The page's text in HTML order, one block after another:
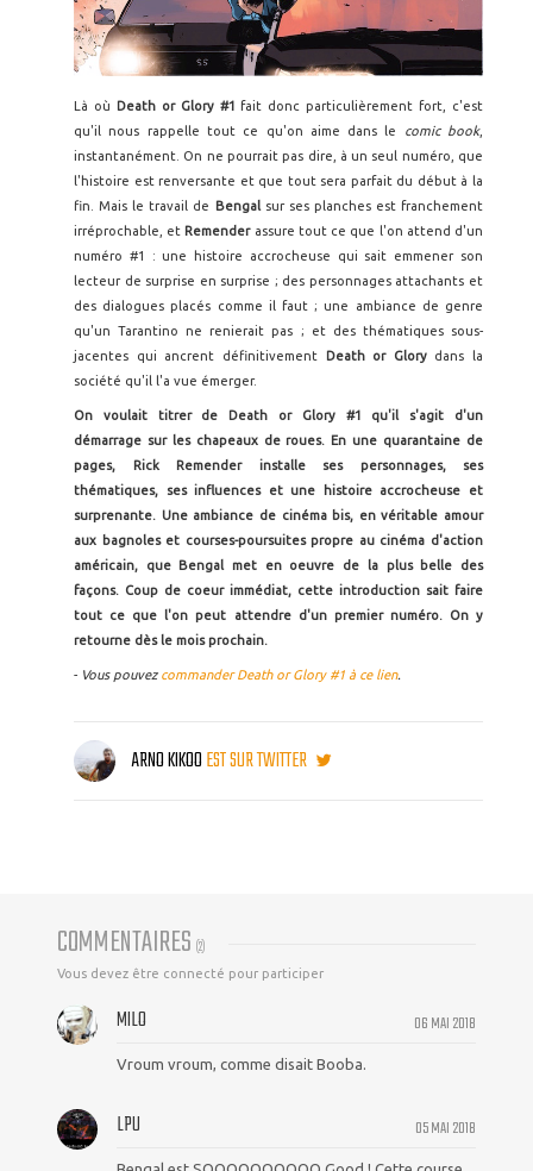
Là où Death or Glory #1 fait donc particulièrement fort, c'est
qu'il nous rappelle tout ce qu'on aime dans le
comic book,
instantanément. On ne pourrait pas dire, à un seul numéro, que
l'histoire est renversante et que tout sera parfait du début à la
fin. Mais le travail de Bengal sur ses planches est franchement
irréprochable, et Remender assure tout ce que l'on attend d'un
numéro #1 : une histoire accrocheuse qui sait emmener son
lecteur de surprise en surprise ; des personnages attachants et
des dialogues placés comme il faut ; une ambiance de genre
qu'un Tarantino ne renierait pas ; et des thématiques sous-
jacentes qui ancrent définitivement
Death or Glory dans la
société qu'il l'a vue émerger.
On voulait titrer de Death or Glory #1 qu'il s'agit d'un
démarrage sur les chapeaux de roues. En une quarantaine de
pages, Rick Remender installe ses personnages, ses
thématiques, ses influences et une histoire accrocheuse et
surprenante. Une ambiance de cinéma bis, en véritable amour
aux bagnoles et courses-poursuites propre au cinéma d'action
américain, que Bengal met en oeuvre de la plus belle des
façons. Coup de coeur immédiat, cette introduction sait faire
tout ce que l'on peut attendre d'un premier numéro. On y
retourne dès le mois prochain.
- Vous pouvez commander Death or Glory #1 à ce lien.
ARNO KIKOOEST SUR TWITTER
COMMENTAIRES (2)
Vous devez être connecté pour participer
06 MAI 2018
MILO
Vroum vroum, comme disait Booba.
05 MAI 2018
LPU